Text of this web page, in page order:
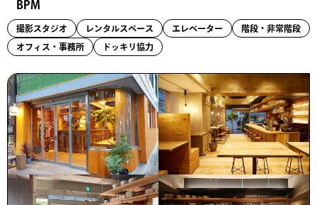
BPM
撮影スタジオ レンタルスペース エレベーター 階段・非常階段
オフィス・事務所 ドッキリ協力